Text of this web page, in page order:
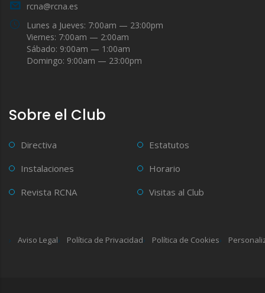
rcna@rcna.es
Lunes a Jueves: 7:00am — 23:00pm
Viernes: 7:00am — 2:00am
Sábado: 9:00am — 1:00am
Domingo: 9:00am — 23:00pm
Sobre el Club
Directiva
Estatutos
Instalaciones
Horario
Revista RCNA
Visitas al Club
Aviso Legal Política de Privacidad Política de Cookies